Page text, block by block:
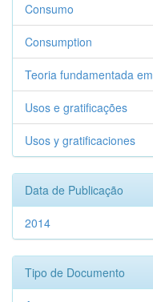
Consumo
Consumption
Teoria fundamentada
Usos e gratificações
Usos y gratificaciones
Data de Publicação
2014
Tipo de Documento